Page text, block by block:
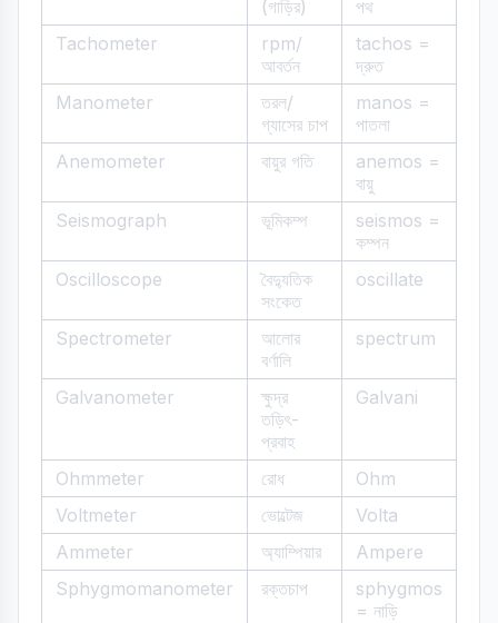
(গাড়ির)
পথ
Tachometer
rpm/
আবর্তন
tachos =
দ্রুত
Manometer
তরল/
গ্যাসের চাপ
manos =
পাতলা
Anemometer
বায়ুর গতি
anemos =
বায়ু
Seismograph
ভূমিকম্প
seismos =
কম্পন
Oscilloscope
বৈদ্যুতিক
সংকেত
oscillate
Spectrometer
আলোর
বর্ণালি
spectrum
Galvanometer
ক্ষুদ্র
তড়িৎ-
প্রবাহ
Galvani
Ohmmeter রোধ
Ohm
Voltmeter
ভোল্টেজ
Volta
Ammeter
অ্যাম্পিয়ার
Ampere
Sphygmomanometer
রক্তচাপ
sphygmos
= নাড়ি